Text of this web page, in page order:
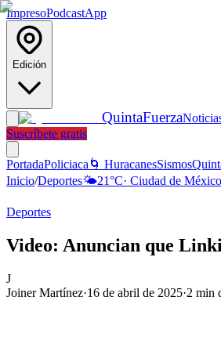
ImpresoPodcastApp
Edición
QuintaFuerza
Suscríbete gratis
PortadaPoliciaca 🌀 HuracanesSismos
Inicio/Deportes🌤️21°C· Ciudad de México
Deportes
Video: Anuncian que
J
Joiner Martínez·16 de abril de 2025·2 min